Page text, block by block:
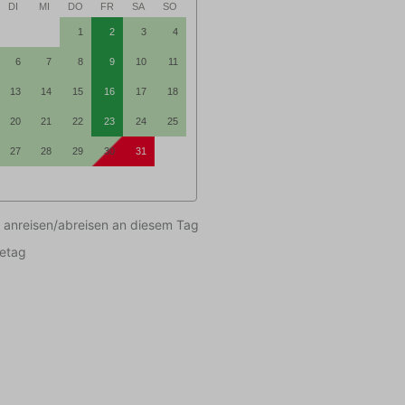
DI MI DO FR SA SO
1 2 3 4
6 7 8 9 10 11
13 14 15 16 17 18
20 21 22 23 24 25
27 28 29 30 31
abreisen an diesem Tag